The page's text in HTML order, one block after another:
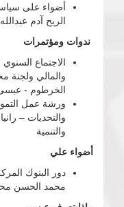
أضواء على
الريح آدم
ندوات ومؤتمرات
الاجتماع
والمالي ولجنة
الخرطوم - عيسى
ورشة عمل
والتحديات –
والتنمية
أضواء علي
دور البنوك
محمد الحسن